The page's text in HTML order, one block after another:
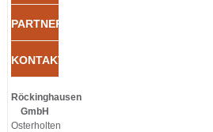
PARTNERSCHAFTEN
KONTAKT
Röckinghausen
GmbH
Osterholten